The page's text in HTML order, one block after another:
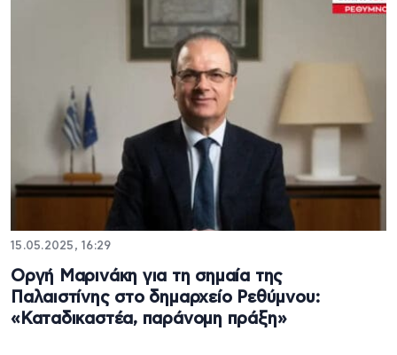
15.05.2025, 16:29
Οργή Μαρινάκη για τη σημαία της
Παλαιστίνης στο δημαρχείο Ρεθύμνου:
«Καταδικαστέα, παράνομη πράξη»